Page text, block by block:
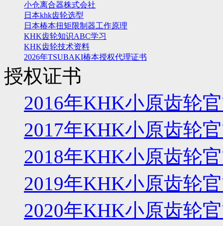
小仓离合器株式会社
日本khk齿轮选型
日本椿本扭矩限制器工作原理
KHK齿轮知识ABC学习
KHK齿轮技术资料
2026年TSUBAKI椿本授权代理证书
授权证书
2016年KHK小原齿轮
2017年KHK小原齿轮
2018年KHK小原齿轮
2019年KHK小原齿轮
2020年KHK小原齿轮